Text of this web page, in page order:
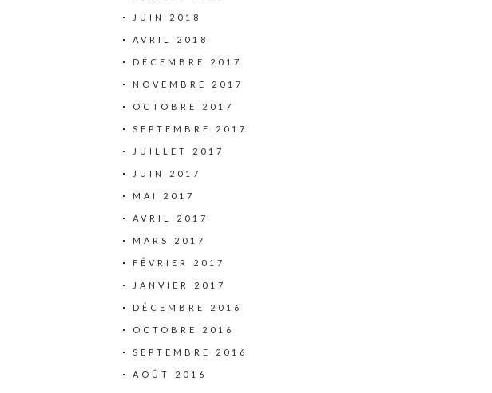
JUIN 2018
AVRIL 2018
DÉCEMBRE 2017
NOVEMBRE 2017
OCTOBRE 2017
SEPTEMBRE 2017
JUILLET 2017
JUIN 2017
MAI 2017
AVRIL 2017
MARS 2017
FÉVRIER 2017
JANVIER 2017
DÉCEMBRE 2016
OCTOBRE 2016
SEPTEMBRE 2016
AOÛT 2016